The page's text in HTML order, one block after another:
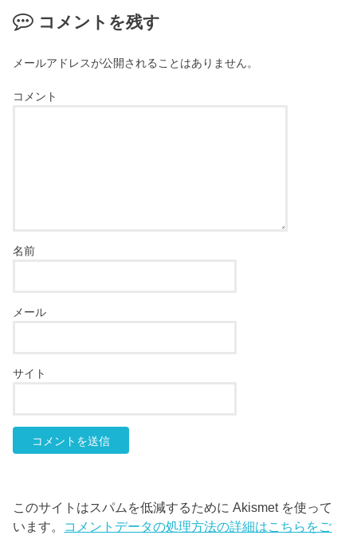
コメントを残す
メールアドレスが公開されることはありません。
コメント
名前
メール
サイト
このサイトはスパムを低減するために Akismet を使って
います。 コメントデータの処理方法の詳細はこちらをご